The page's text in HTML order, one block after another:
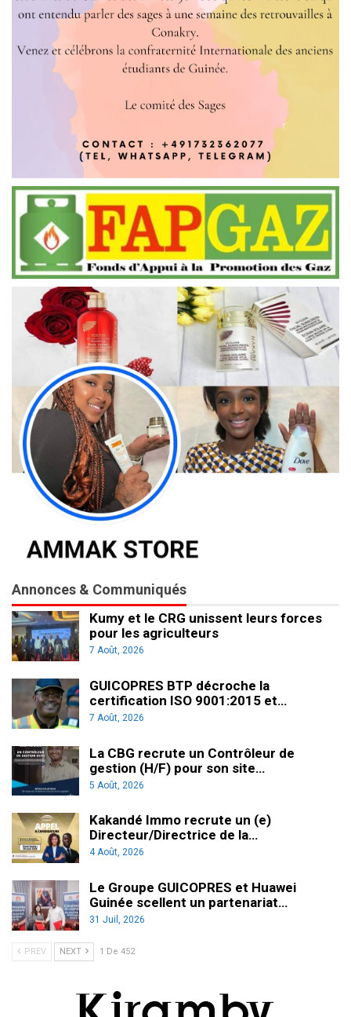
Annonces & Communiqués
Kumy et le CRG unissent leurs forces
pour les agriculteurs
7 Août, 2026
GUICOPRES BTP décroche la
certification ISO 9001:2015 et…
7 Août, 2026
La CBG recrute un Contrôleur de
gestion (H/F) pour son site…
5 Août, 2026
Kakandé Immo recrute un (e)
Directeur/Directrice de la…
4 Août, 2026
Le Groupe GUICOPRES et Huawei
Guinée scellent un partenariat…
31 Juil, 2026
PREV NEXT 1 De 452